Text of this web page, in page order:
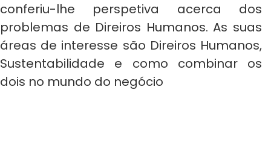
conferiu-lhe perspetiva acerca dos
problemas de Direiros Humanos. As suas
áreas de interesse são Direiros Humanos,
Sustentabilidade e como combinar os
dois no mundo do negócio